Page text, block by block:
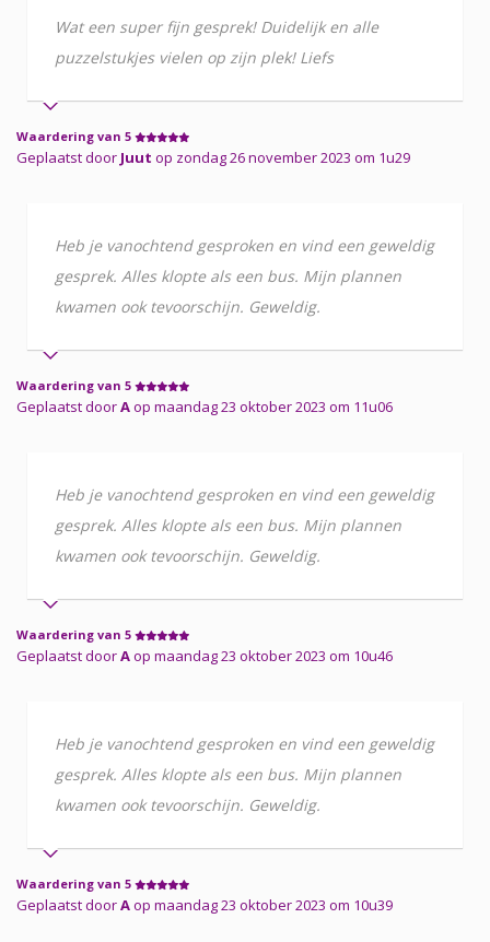
Wat een super fijn gesprek! Duidelijk en alle
puzzelstukjes vielen op zijn plek! Liefs
Waardering van 5
Geplaatst door Juut op zondag 26 november 2023 om 1u29
Heb je vanochtend gesproken en vind een geweldig
gesprek. Alles klopte als een bus. Mijn plannen
kwamen ook tevoorschijn. Geweldig.
Waardering van 5
Geplaatst doorAop maandag 23 oktober 2023 om 11u06
Heb je vanochtend gesproken en vind een geweldig
gesprek. Alles klopte als een bus. Mijn plannen
kwamen ook tevoorschijn. Geweldig.
Waardering van 5
Geplaatst doorAop maandag 23 oktober 2023 om 10u46
Heb je vanochtend gesproken en vind een geweldig
gesprek. Alles klopte als een bus. Mijn plannen
kwamen ook tevoorschijn. Geweldig.
Waardering van 5
Geplaatst doorAop maandag 23 oktober 2023 om 10u39